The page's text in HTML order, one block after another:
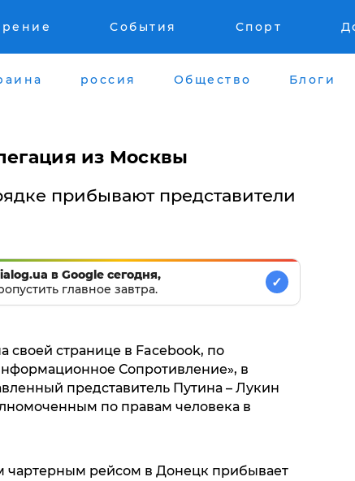
События Спорт
россия Общество Блоги
из Москвы
прибывают представители
в Google сегодня,
главное завтра.
✓
странице в Facebook, по
Сопротивление», в
представитель Путина – Лукин
по правам человека в
чартерным рейсом в Донецк прибывает